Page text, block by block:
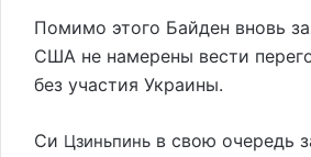
Помимо этого Байден вновь
США не намерены вести
без участия Украины.
Си Цзиньпинь в свою очередь